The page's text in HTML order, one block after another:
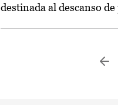
destinada al descanso